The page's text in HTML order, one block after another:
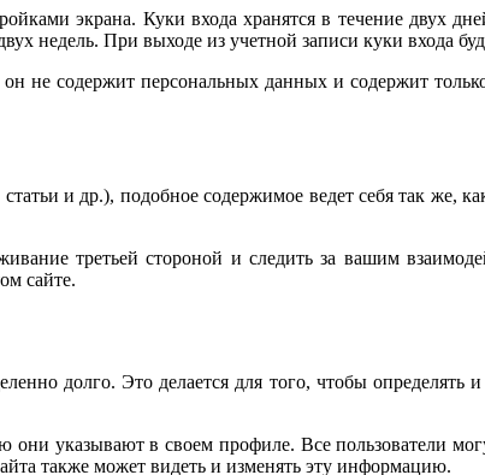
экрана. Куки входа хранятся в течение двух
недель. При выходе из учетной записи куки входа
не содержит персональных данных и содержит
и др.), подобное содержимое ведет себя так же,
третьей стороной и следить за вашим
сайте.
долго. Это делается для того, чтобы определять
указывают в своем профиле. Все пользователи
также может видеть и изменять эту информацию.